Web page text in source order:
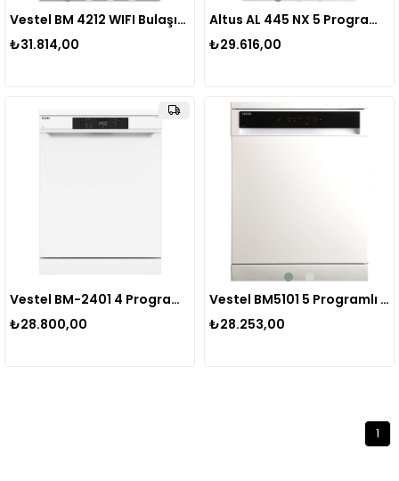
Vestel BM 4212 WIFI Bulaşık Makinesi 20267367
₺31.814,00
Altus AL 445 NX 5 Programlı Bulaşık Makinesi
₺29.616,00
Vestel BM-2401 4 Programlı Bulaşık Makinesi Beyaz 20265631
₺28.800,00
Vestel BM5101 5 Programlı Bulaşık Makinesi 20263209
₺28.253,00
1